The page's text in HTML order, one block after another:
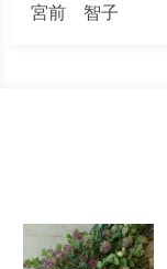
宮前 智子